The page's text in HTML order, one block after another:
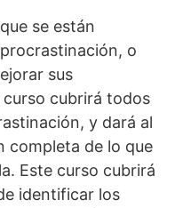
se están
o
sus
cubrirá todos
y dará al
completa de lo que
Este curso cubrirá
identificar los